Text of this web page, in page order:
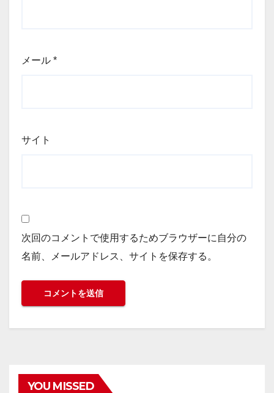
メール *
サイト
次回のコメントで使用するためブラウザーに自分の
名前、メールアドレス、サイトを保存する。
YOU MISSED